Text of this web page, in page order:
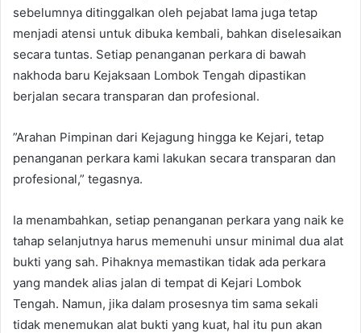
sebelumnya ditinggalkan oleh pejabat lama juga tetap
menjadi atensi untuk dibuka kembali, bahkan diselesaikan
secara tuntas. Setiap penanganan perkara di bawah
nakhoda baru Kejaksaan Lombok Tengah dipastikan
berjalan secara transparan dan profesional.
​”Arahan Pimpinan dari Kejagung hingga ke Kejari, tetap
penanganan perkara kami lakukan secara transparan dan
profesional,” tegasnya.
​Ia menambahkan, setiap penanganan perkara yang naik ke
tahap selanjutnya harus memenuhi unsur minimal dua alat
bukti yang sah. Pihaknya memastikan tidak ada perkara
yang mandek alias jalan di tempat di Kejari Lombok
Tengah. Namun, jika dalam prosesnya tim sama sekali
tidak menemukan alat bukti yang kuat, hal itu pun akan